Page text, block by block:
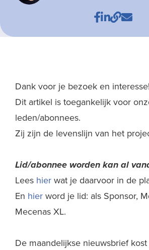
Dank voor je bezoek en interesse!
Dit artikel is toegankelijk voor
leden/abonnees.
Zij zijn de levenslijn van het
Lid/abonnee worden kan al
Lees hierwat je daarvoor in de
En hierword je lid: als Sponsor,
Mecenas XL.
De maandelijkse nieuwsbrief